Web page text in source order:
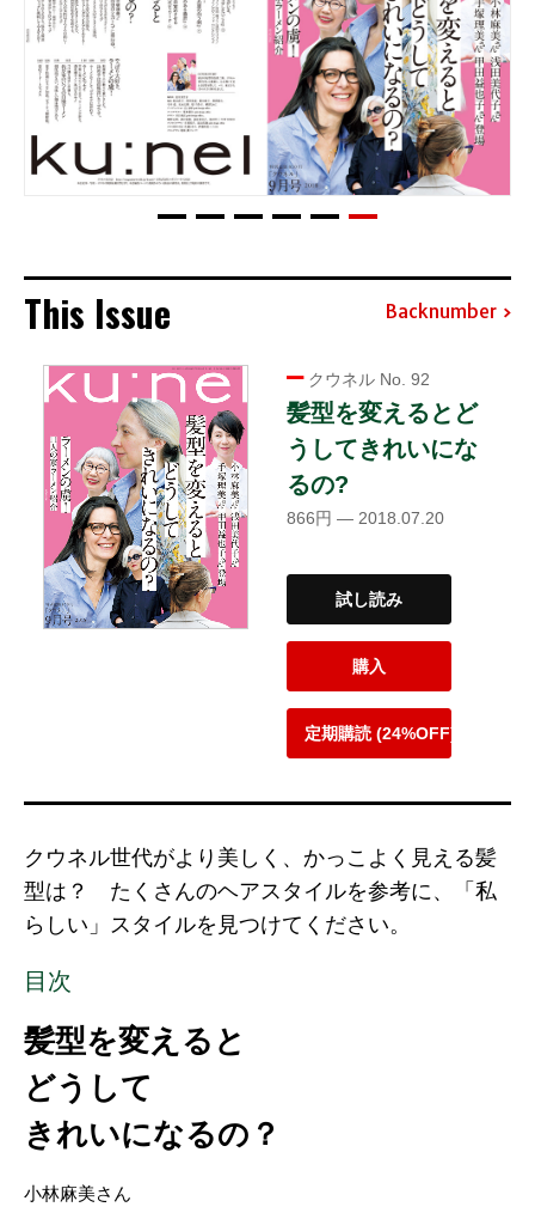
This Issue Backnumber
クウネル No. 92
髪型を変えるとど
うしてきれいにな
るの?
866円 — 2018.07.20
試し読み
購入
定期購読 (24%OFF)
クウネル世代がより美しく、かっこよく見える髪
型は？ たくさんのヘアスタイルを参考に、「私
らしい」スタイルを見つけてください。
目次
髪型を変えると
どうして
きれいになるの？
小林麻美さん